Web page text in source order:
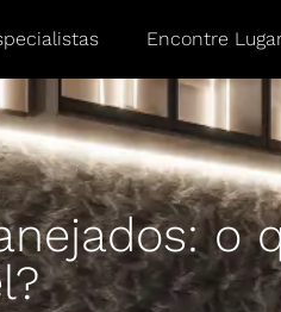
Encontre
o